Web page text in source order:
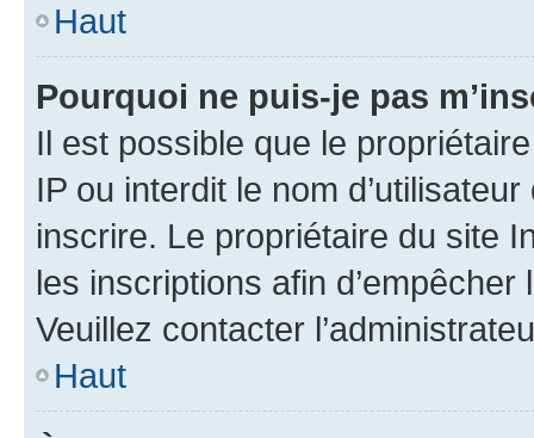
Haut
Pourquoi ne puis-je pas
Il est possible que le
IP ou interdit le nom
inscrire. Le propriétaire du site
les inscriptions afin
Veuillez contacter
Haut